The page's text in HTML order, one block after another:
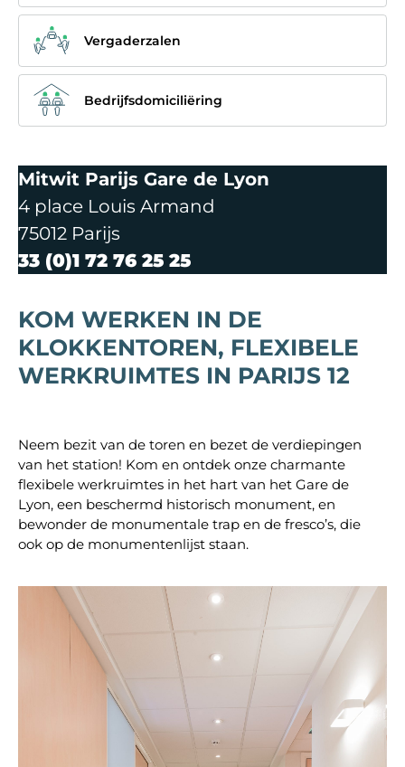
Vergaderzalen
Bedrijfsdomiciliëring
Mitwit Parijs Gare de Lyon
4 place Louis Armand
75012 Parijs
33 (0)1 72 76 25 25
KOM WERKEN IN DE
KLOKKENTOREN, FLEXIBELE
WERKRUIMTES IN PARIJS 12
Neem bezit van de toren en bezet de verdiepingen
van het station! Kom en ontdek onze charmante
flexibele werkruimtes in het hart van het Gare de
Lyon, een beschermd historisch monument, en
bewonder de monumentale trap en de fresco’s, die
ook op de monumentenlijst staan.